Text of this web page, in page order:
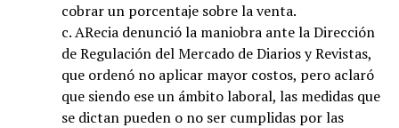
cobrar un porcentaje sobre la venta.
c. ARecia denunció la maniobra ante la Dirección
de Regulación del Mercado de Diarios y Revistas,
que ordenó no aplicar mayor costos, pero aclaró
que siendo ese un ámbito laboral, las medidas que
se dictan pueden o no ser cumplidas por las